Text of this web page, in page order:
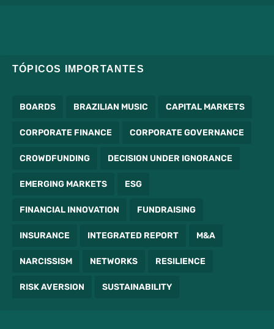
TÓPICOS IMPORTANTES
BOARDS BRAZILIAN MUSIC CAPITAL MARKETS
CORPORATE FINANCE CORPORATE GOVERNANCE
CROWDFUNDING DECISION UNDER IGNORANCE
EMERGING MARKETS ESG
FINANCIAL INNOVATION FUNDRAISING
INSURANCE INTEGRATED REPORT M&A
NARCISSISM NETWORKS RESILIENCE
RISK AVERSION SUSTAINABILITY